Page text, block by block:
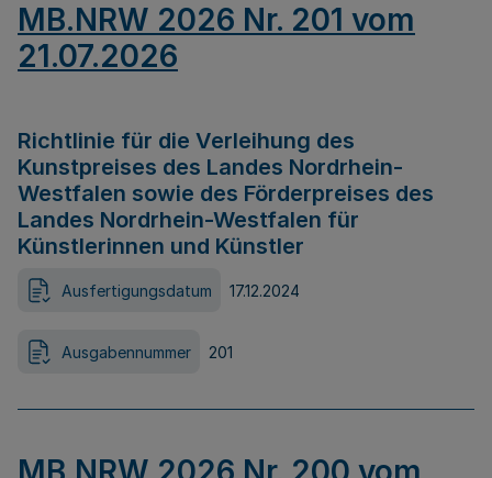
MB.NRW 2026 Nr. 201 vom
21.07.2026
Richtlinie für die Verleihung des
Kunstpreises des Landes Nordrhein-
Westfalen sowie des Förderpreises des
Landes Nordrhein-Westfalen für
Künstlerinnen und Künstler
Ausfertigungsdatum 17.12.2024
Ausgabennummer 201